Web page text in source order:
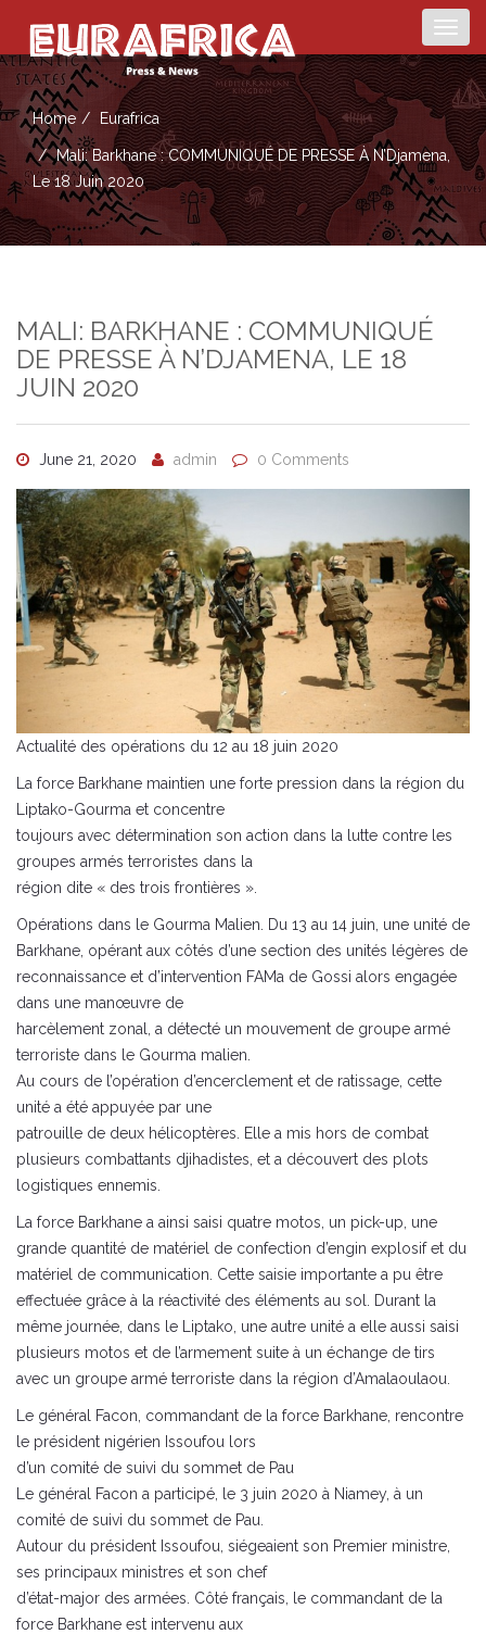
Home Eurafrica
Mali: Barkhane : COMMUNIQUÉ DE PRESSE À N’Djamena,
Le 18 Juin 2020
MALI: BARKHANE : COMMUNIQUÉ
DE PRESSE À N’DJAMENA, LE 18
JUIN 2020
June 21, 2020 admin 0 Comments
Actualité des opérations du 12 au 18 juin 2020
La force Barkhane maintien une forte pression dans la région du
Liptako-Gourma et concentre
toujours avec détermination son action dans la lutte contre les
groupes armés terroristes dans la
région dite « des trois frontières ».
Opérations dans le Gourma Malien. Du 13 au 14 juin, une unité de
Barkhane, opérant aux côtés d’une section des unités légères de
reconnaissance et d’intervention FAMa de Gossi alors engagée
dans une manœuvre de
harcèlement zonal, a détecté un mouvement de groupe armé
terroriste dans le Gourma malien.
Au cours de l’opération d’encerclement et de ratissage, cette
unité a été appuyée par une
patrouille de deux hélicoptères. Elle a mis hors de combat
plusieurs combattants djihadistes, et a découvert des plots
logistiques ennemis.
La force Barkhane a ainsi saisi quatre motos, un pick-up, une
grande quantité de matériel de confection d’engin explosif et du
matériel de communication. Cette saisie importante a pu être
effectuée grâce à la réactivité des éléments au sol. Durant la
même journée, dans le Liptako, une autre unité a elle aussi saisi
plusieurs motos et de l’armement suite à un échange de tirs
avec un groupe armé terroriste dans la région d’Amalaoulaou.
Le général Facon, commandant de la force Barkhane, rencontre
le président nigérien Issoufou lors
d’un comité de suivi du sommet de Pau
Le général Facon a participé, le 3 juin 2020 à Niamey, à un
comité de suivi du sommet de Pau.
Autour du président Issoufou, siégeaient son Premier ministre,
ses principaux ministres et son chef
d’état-major des armées. Côté français, le commandant de la
force Barkhane est intervenu aux